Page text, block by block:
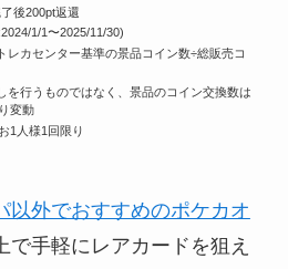
後200pt返還
1/1〜2025/11/30)
カセンター基準の景品コイン数÷総販売コ
行うものではなく、景品のコイン交換数は
変動
1人様1回限り
以外でおすすめのポケカオ
で手軽にレアカードを狙え